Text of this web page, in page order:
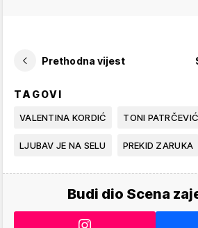
Prethodna vijest
TAGOVI
VALENTINA KORDIĆ TONI PATRČEVIĆ
LJUBAV JE NA SELU PREKID ZARUKA
Budi dio Scena